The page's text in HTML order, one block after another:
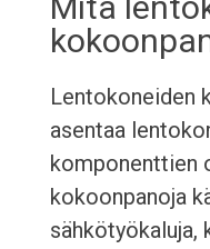
Lentokoneiden
asentaa
komponenttien
kokoonpanoja
sähkötyökaluja,